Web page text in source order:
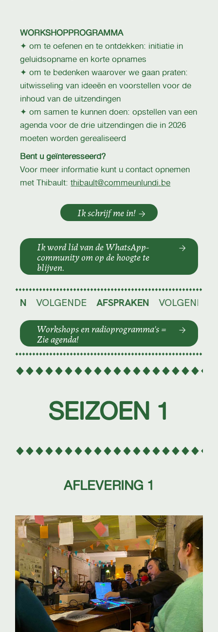
WORKSHOPPROGRAMMA
✦ om te oefenen en te ontdekken: initiatie in
geluidsopname en korte opnames
✦ om te bedenken waarover we gaan praten:
uitwisseling van ideeën en voorstellen voor de
inhoud van de uitzendingen
✦ om samen te kunnen doen: opstellen van een
agenda voor de drie uitzendingen die in 2026
moeten worden gerealiseerd
Bent u geïnteresseerd?
Voor meer informatie kunt u contact opnemen
met Thibault:thibault@commeunlundi.be
Ik schrijf me in!
Ik word lid van de WhatsApp-
community om op de hoogte te
blijven.
AFSPRAKEN VOLGENDE
Workshops en radioprogramma's =
Zie agenda!
SEIZOEN 1
AFLEVERING 1